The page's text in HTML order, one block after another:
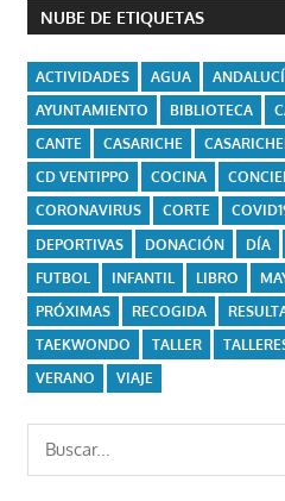
NUBE DE ETIQUETAS
ACTIVIDADES AGUA
AYUNTAMIENTO
BIBLIOTECA
CANTE
CASARICHE
CD VENTIPPO
COCINA
CORONAVIRUS
CORTE
DEPORTIVAS
DONACIÓN DÍA
FUTBOL
INFANTIL LIBRO
PRÓXIMAS
RECOGIDA
TAEKWONDO
TALLER
VERANO
VIAJE
Buscar: